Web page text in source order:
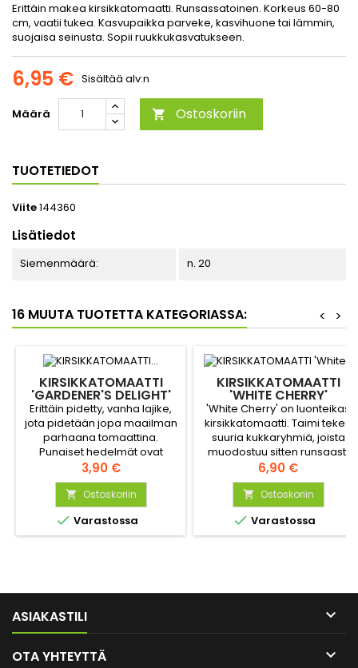
Erittäin makea kirsikkatomaatti. Runsassatoinen. Korkeus 60-80
cm, vaatii tukea. Kasvupaikka parveke, kasvihuone tai lämmin,
suojaisa seinusta. Sopii ruukkukasvatukseen.
6,95 € Sisältää alv:n
Määrä  Ostoskoriin
TUOTETIEDOT
Viite144360
Lisätiedot
Siemenmäärä: n. 20
16 MUUTA TUOTETTA KATEGORIASSA: >
<
KIRSIKKATOMAATTI
'GARDENER'S DELIGHT'
Erittäin pidetty, vanha lajike,
jota pidetään jopa maailman
parhaana tomaattina.
Punaiset hedelmät ovat
kirsikkatomaateiksi
suurehkoja, halkaisijaltaan 3-
4 cm. Voimakaskasvuinen.
Hinta
3,90 €
 Ostoskoriin
 Varastossa
KIRSIKKATOMAATTI
'WHITE CHERRY'
'White Cherry' on luonteikas
kirsikkatomaatti. Taimi tekee
suuria kukkaryhmiä, joista
muodostuu sitten runsaasti
tomaatteja. Hedelmä on
kypsymättömänä vihreä ja
muuttuu vähitellen
norsunluunkeltaiseksi
kypsyessään.
Hinta
6,90 €
 Ostoskoriin
 Varastossa
ASIAKASTILI 
OTA YHTEYTTÄ 